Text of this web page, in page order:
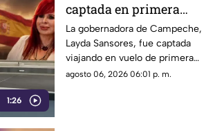
1:26
captada en primera
clase rumbo a España
junto a la directora del
DIF
La gobernadora de Campeche,
Layda Sansores, fue captada
viajando en vuelo de primera
clase con destino a España en
agosto 06, 2026 06:01 p. m.